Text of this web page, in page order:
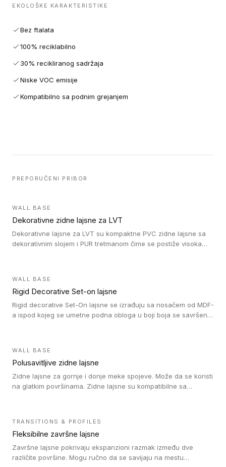
EKOLOŠKE KARAKTERISTIKE
Bez ftalata
100% reciklabilno
30% recikliranog sadržaja
Niske VOC emisije
Kompatibilno sa podnim grejanjem
PREPORUČENI PRIBOR
WALL BASE
Dekorativne zidne lajsne za LVT
Dekorativne lajsne za LVT su kompaktne PVC zidne lajsne sa
dekorativnim slojem i PUR tretmanom čime se postiže visoka
WALL BASE
Rigid Decorative Set-on lajsne
Rigid decorative Set-On lajsne se izrađuju sa nosačem od MDF-
a ispod kojeg se umetne podna obloga u boji boja se savršeno
WALL BASE
Polusavitljive zidne lajsne
Zidne lajsne za gornje i donje meke spojeve. Može da se koristi
na glatkim površinama. Zidne lajsne su kompatibilne sa
TRANSITIONS & PROFILES
Fleksibilne završne lajsne
Završne lajsne pokrivaju ekspanzioni razmak između dve
različite površine. Mogu ručno da se savijaju na mestu